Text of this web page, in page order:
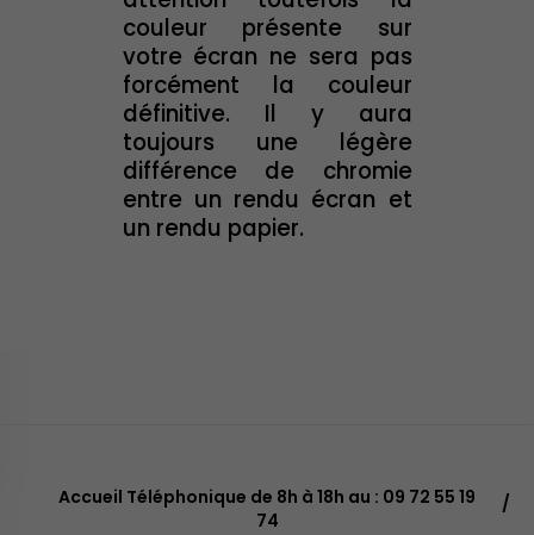
couleur présente sur
votre écran ne sera pas
forcément la couleur
définitive. Il y aura
toujours une légère
différence de chromie
entre un rendu écran et
un rendu papier.
Accueil Téléphonique de 8h à 18h au : 09 72 55 19
74